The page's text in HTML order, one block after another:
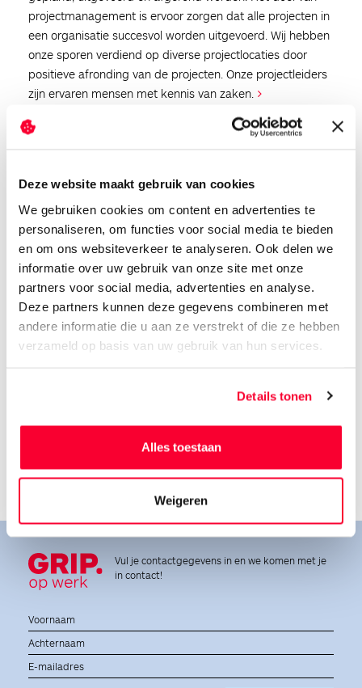
Deze website maakt gebruik van cookies
We gebruiken cookies om content en advertenties te
personaliseren, om functies voor social media te bieden
en om ons websiteverkeer te analyseren. Ook delen we
informatie over uw gebruik van onze site met onze
partners voor social media, advertenties en analyse.
Deze partners kunnen deze gegevens combineren met
andere informatie die u aan ze verstrekt of die ze hebben
verzameld op basis van uw gebruik van hun services.
Details tonen
Alles toestaan
Weigeren
projectmanagement is ervoor zorgen dat alle projecten in
een organisatie succesvol worden uitgevoerd. Wij hebben
onze sporen verdiend op diverse projectlocaties door
positieve afronding van de projecten. Onze projectleiders
zijn ervaren mensen met kennis van zaken.
Systems Engineering
ontwikkeling en realisatie van een product/proces
gestructureerd uit te voeren (Verificatie en Validatie). Wij
hebben jarenlange ervaring in deze werkmethode.
Wij houden GRIP.
op jouw werk
Persoonlijk contact
Vul je contactgegevens in en we komen met je
in contact!